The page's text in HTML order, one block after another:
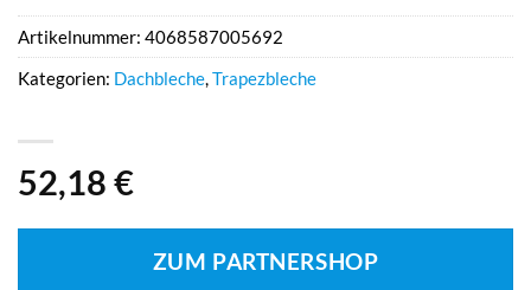
52,18 €
ZUM PARTNERSHOP
Artikelnummer: 4068587005692
Kategorien: Dachbleche,Trapezbleche